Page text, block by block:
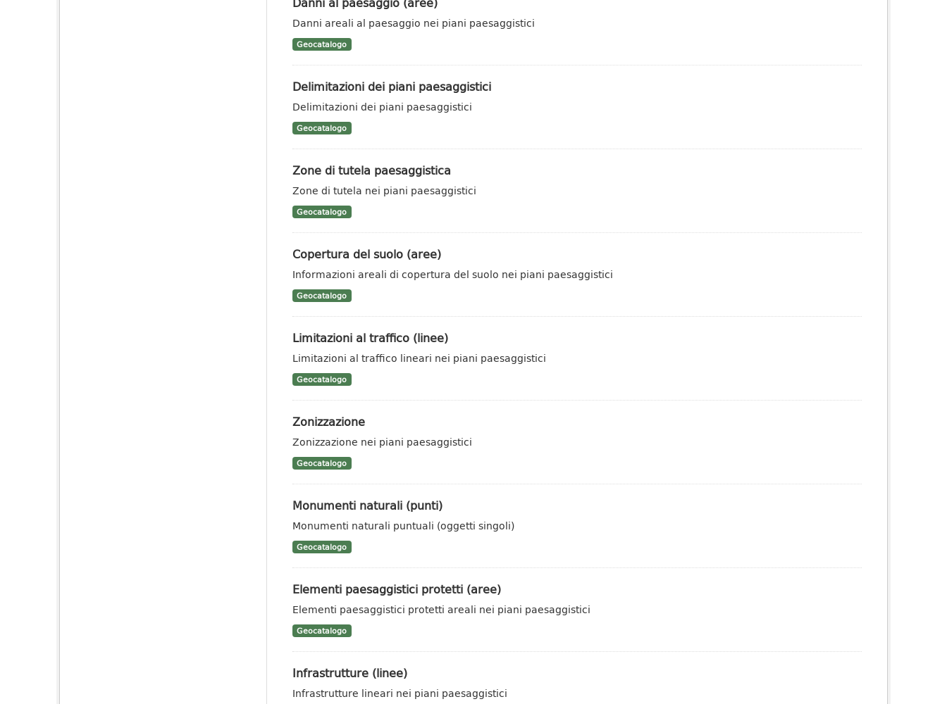
Danni areali al paesaggio nei piani paesaggistici
Geocatalogo
Delimitazioni dei piani paesaggistici
Delimitazioni dei piani paesaggistici
Geocatalogo
Zone di tutela paesaggistica
Zone di tutela nei piani paesaggistici
Geocatalogo
Copertura del suolo (aree)
Informazioni areali di copertura del suolo nei piani paesaggistici
Geocatalogo
Limitazioni al traffico (linee)
Limitazioni al traffico lineari nei piani paesaggistici
Geocatalogo
Zonizzazione
Zonizzazione nei piani paesaggistici
Geocatalogo
Monumenti naturali (punti)
Monumenti naturali puntuali (oggetti singoli)
Geocatalogo
Elementi paesaggistici protetti (aree)
Elementi paesaggistici protetti areali nei piani paesaggistici
Geocatalogo
Infrastrutture (linee)
Infrastrutture lineari nei piani paesaggistici